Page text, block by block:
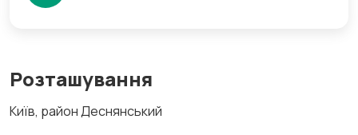
Розташування
Київ, район Деснянський